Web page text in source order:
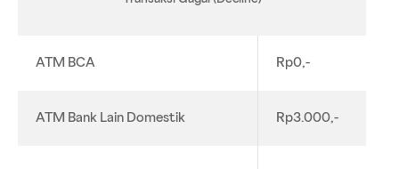
ATM BCA Rp0,-
ATM Bank Lain Domestik Rp3.000,-